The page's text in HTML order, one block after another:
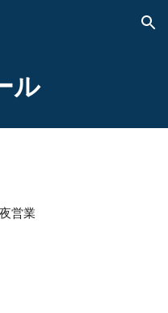
Skip to navigation
ル
営業